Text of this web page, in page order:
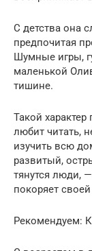
С детства она
предпочитая
Шумные игры,
маленькой
тишине.
Такой
любит читать,
изучить всю
развитый,
тянутся люди,
покоряет
Рекомендуем: